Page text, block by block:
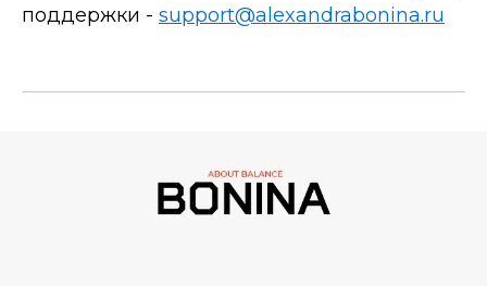
поддержки - support@alexandrabonina.ru